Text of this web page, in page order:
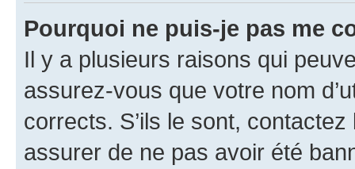
Pourquoi ne puis-je pas me
Il y a plusieurs raisons qui
assurez-vous que votre nom
corrects. S’ils le sont,
assurer de ne pas avoir été